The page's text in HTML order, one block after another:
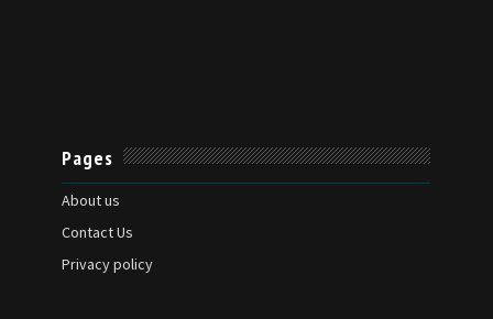
Pages
About us
Contact Us
Privacy policy